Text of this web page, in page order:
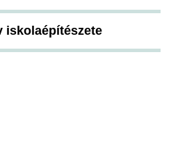
iskolaépítészete